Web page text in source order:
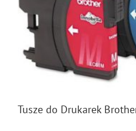
Tusze do Drukarek